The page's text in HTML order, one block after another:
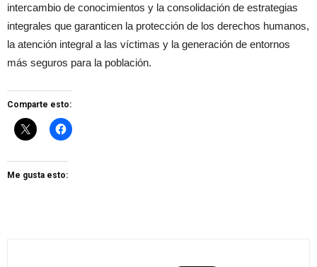
intercambio de conocimientos y la consolidación de estrategias
integrales que garanticen la protección de los derechos humanos,
la atención integral a las víctimas y la generación de entornos
más seguros para la población.
Comparte esto:
Me gusta esto: